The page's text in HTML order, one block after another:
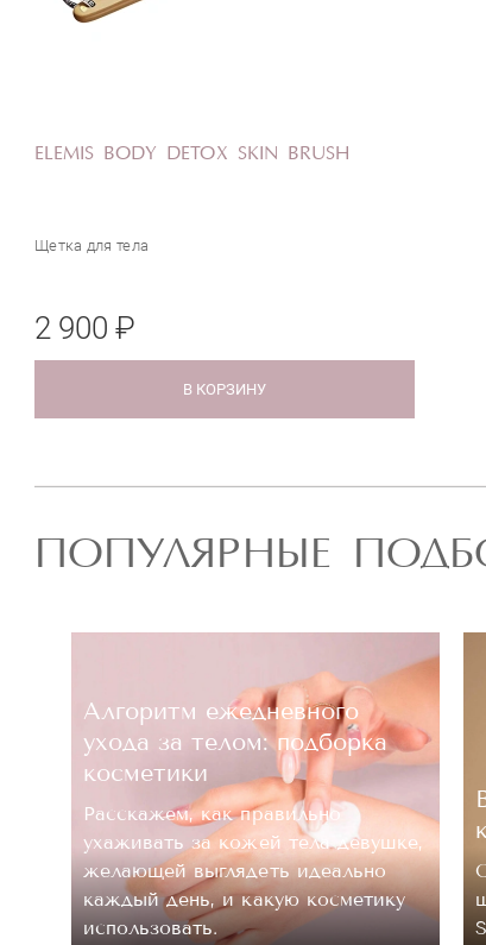
ELEMIS BODY DETOX SKIN BRUSH
Щетка для тела
2 900 ₽
В КОРЗИНУ
ПОПУЛЯРНЫЕ
Алгоритм ежедневного
ухода за телом: подборка
косметики
Расскажем, как правильно
ухаживать за кожей тела девушке,
желающей выглядеть идеально
каждый день, и какую косметику
использовать.